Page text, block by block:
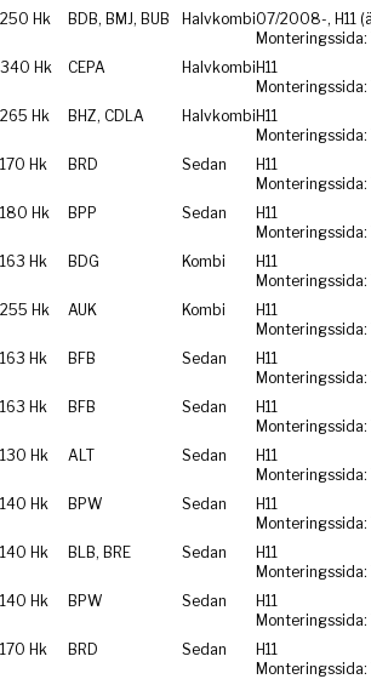
250 Hk BDB, BMJ, BUB Halvkombi07/2008-, H11
Monteringssida:
340 Hk CEPA Halvkombi H11
Monteringssida:
265 Hk BHZ, CDLA Halvkombi H11
Monteringssida:
170 Hk BRD Sedan
H11
Monteringssida:
180 Hk BPP Sedan
H11
Monteringssida:
163 Hk BDG Kombi
H11
Monteringssida:
255 Hk AUK Kombi
H11
Monteringssida:
163 Hk BFB Sedan
H11
Monteringssida:
163 Hk BFB Sedan
H11
Monteringssida:
130 Hk ALT Sedan
H11
Monteringssida:
140 Hk BPW Sedan
H11
Monteringssida:
140 Hk BLB, BRE Sedan
H11
Monteringssida:
140 Hk BPW Sedan
H11
Monteringssida:
170 Hk BRD Sedan
H11
Monteringssida: